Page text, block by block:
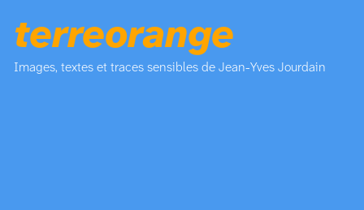
terreorange
Images, textes et traces sensibles de Jean-Yves Jourdain